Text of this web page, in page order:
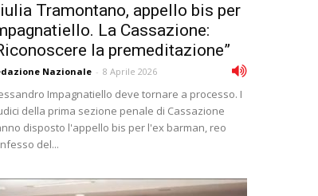
Tramontano, appello bis per
La Cassazione:
la premeditazione”
Nazionale - 8 Aprile 2026
Impagnatiello deve tornare a processo. I
della prima sezione penale di Cassazione
disposto l'appello bis per l'ex barman, reo
del...